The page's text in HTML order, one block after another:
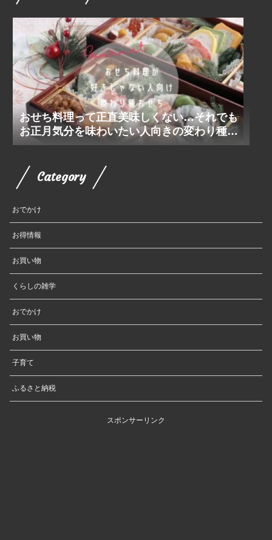
おせち料理って正直美味しくない…それでも
お正月気分を味わいたい人向きの変わり種お
せち
Category
おでかけ
お得情報
お買い物
くらしの雑学
おでかけ
お買い物
子育て
ふるさと納税
スポンサーリンク